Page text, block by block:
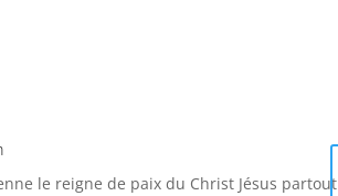
le reigne de paix du Christ Jésus partout